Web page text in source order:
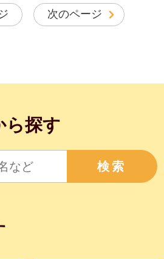
次のページ
ら探す
検索